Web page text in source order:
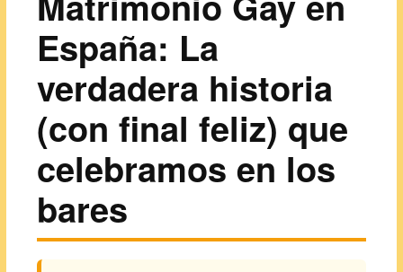
España: La
verdadera historia
(con final feliz) que
celebramos en los
bares